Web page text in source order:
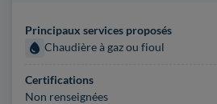
Principaux services proposés
Chaudière à gaz ou fioul
Certifications
Non renseignées